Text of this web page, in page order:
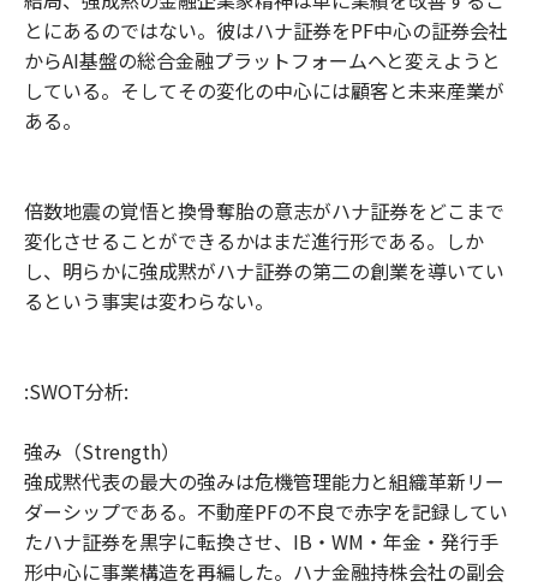
とにあるのではない。彼はハナ証券をPF中心の証券会社
からAI基盤の総合金融プラットフォームへと変えようと
している。そしてその変化の中心には顧客と未来産業が
ある。
倍数地震の覚悟と換骨奪胎の意志がハナ証券をどこまで
変化させることができるかはまだ進行形である。しか
し、明らかに強成黙がハナ証券の第二の創業を導いてい
るという事実は変わらない。
:SWOT分析:
強み（Strength）
強成黙代表の最大の強みは危機管理能力と組織革新リー
ダーシップである。不動産PFの不良で赤字を記録してい
たハナ証券を黒字に転換させ、IB・WM・年金・発行手
形中心に事業構造を再編した。ハナ金融持株会社の副会